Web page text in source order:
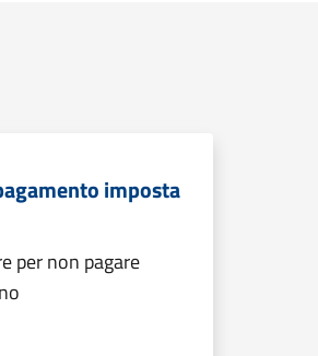
imposta
per non pagare